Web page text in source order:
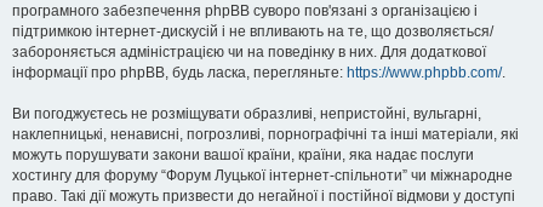
програмного забезпечення phpBB суворо пов'язані з організацією і
підтримкою інтернет-дискусій і не впливають на те, що дозволяється/
забороняється адміністрацією чи на поведінку в них. Для додаткової
інформації про phpBB, будь ласка, перегляньте: https://www.phpbb.com/.
Ви погоджуєтесь не розміщувати образливі, непристойні, вульгарні,
наклепницькі, ненависні, погрозливі, порнографічні та інші матеріали, які
можуть порушувати закони вашої країни, країни, яка надає послуги
хостингу для форуму “Форум Луцької інтернет-спільноти” чи міжнародне
право. Такі дії можуть призвести до негайної і постійної відмови у доступі